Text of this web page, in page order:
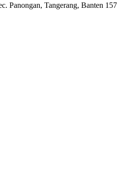
Panongan, Tangerang, Banten